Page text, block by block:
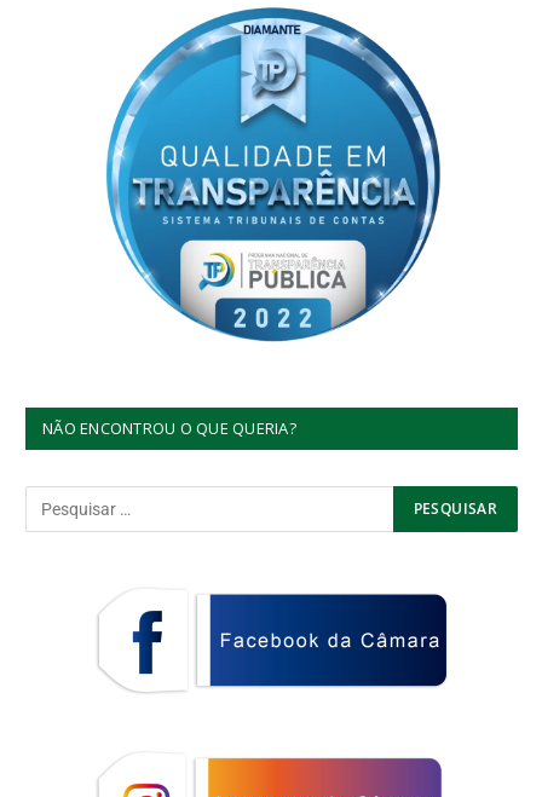
NÃO ENCONTROU O QUE QUERIA?